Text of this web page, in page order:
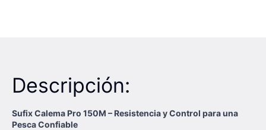
Descripción:
Sufix Calema Pro 150M – Resistencia y Control para una
Pesca Confiable